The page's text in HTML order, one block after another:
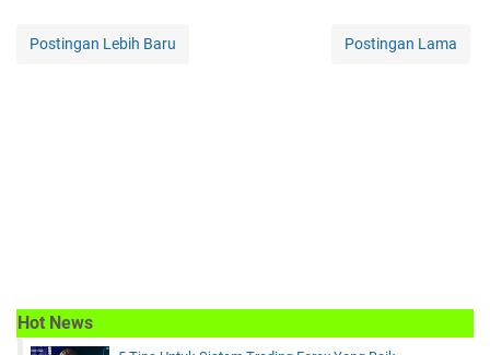
Postingan Lebih Baru Postingan Lama
Hot News